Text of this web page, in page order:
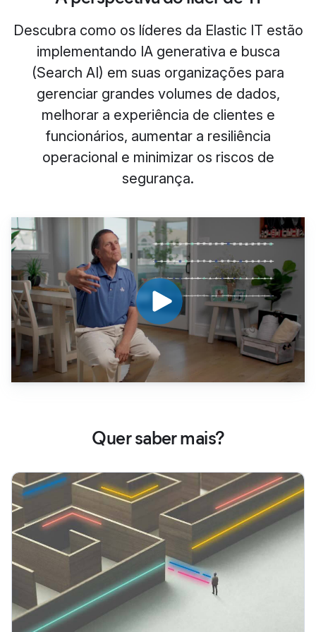
Descubra como os líderes da Elastic IT estão
implementando IA generativa e busca
(Search AI) em suas organizações para
gerenciar grandes volumes de dados,
melhorar a experiência de clientes e
funcionários, aumentar a resiliência
operacional e minimizar os riscos de
segurança.
Quer saber mais?